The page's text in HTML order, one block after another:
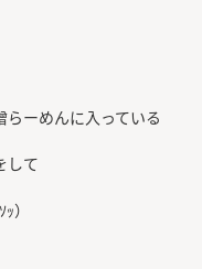
ーめんに入っている
して
）